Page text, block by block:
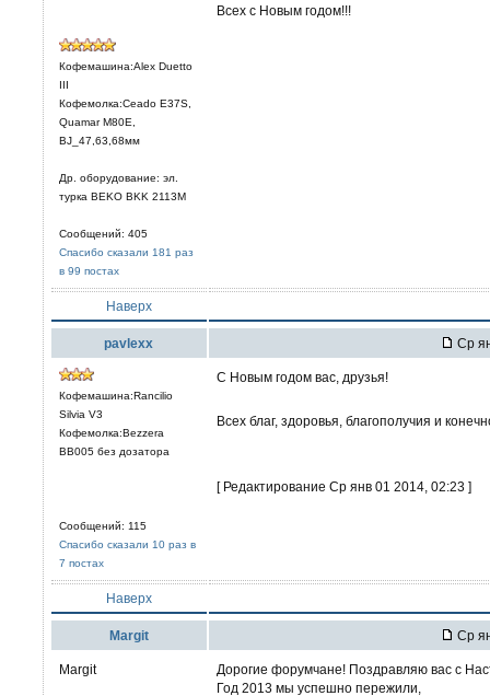
Кофемашина:Alex Duetto
III
Кофемолка:Ceado E37S,
Quamar M80E,
BJ_47,63,68мм
Др. оборудование: эл.
турка BEKO BKK 2113M
Сообщений: 405
Спасибо сказали 181 раз
в 99 постах
Всех с Новым годом!!!
Наверх
pavlexx Ср
Кофемашина:Rancilio
Silvia V3
Кофемолка:Bezzera
BB005 без дозатора
Сообщений: 115
Спасибо сказали 10 раз в
7 постах
С Новым годом вас, друзья!
Всех благ, здоровья, благополучия и
[ Редактирование Ср янв 01 2014, 02:23 ]
Наверх
Margit Ср
Margit
Дорогие форумчане! Поздравляю вас с
Год 2013 мы успешно пережили,